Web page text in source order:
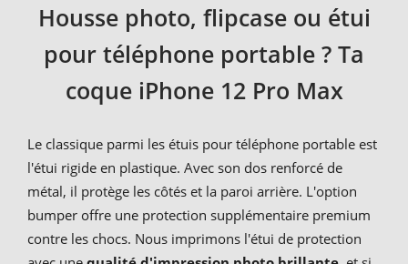
Housse photo, flipcase ou étui
pour téléphone portable ? Ta
coque iPhone 12 Pro Max
Le classique parmi les étuis pour téléphone portable est
l'étui rigide en plastique. Avec son dos renforcé de
métal, il protège les côtés et la paroi arrière. L'option
bumper offre une protection supplémentaire premium
contre les chocs. Nous imprimons l'étui de protection